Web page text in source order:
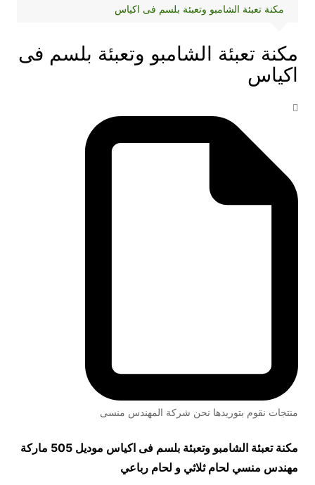
مكنة تعبئة الشامبو وتعبئة بلسم فى اكياس
مكنة تعبئة الشامبو وتعبئة بلسم فى
اكياس
منتجات نقوم بتوريدها نحن شركة المهندس منسى
مكنة تعبئة الشامبو وتعبئة بلسم فى اكياس موديل 505 ماركة
مهندس منسي لحام ثلاثي و لحام رباعي